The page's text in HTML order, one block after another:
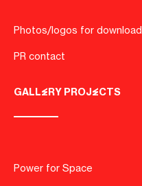
Photos/logos for download
PR contact
GALLERY PROJECTS
Power for Space